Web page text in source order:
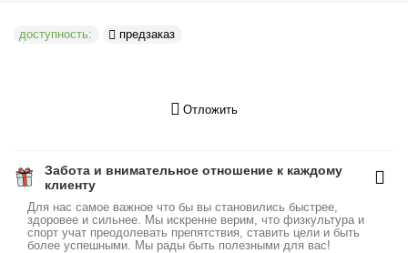
доступность: предзаказ
Отложить
Забота и внимательное отношение к каждому
клиенту
Для нас самое важное что бы вы становились быстрее,
здоровее и сильнее. Мы искренне верим, что физкультура и
спорт учат преодолевать препятствия, ставить цели и быть
более успешными. Мы рады быть полезными для вас!